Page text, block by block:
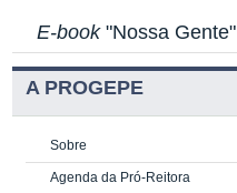
E-book"Nossa Gente"
A PROGEPE
Sobre
Agenda da Pró-Reitora